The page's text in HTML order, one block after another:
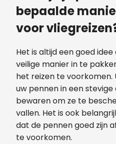
bepaalde
voor
Het is altijd een goed
veilige manier in te
het reizen te voorkomen.
uw pennen in een
bewaren om ze te
vallen. Het is ook
dat de pennen goed zijn
te voorkomen.